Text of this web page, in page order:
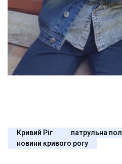
Кривий Ріг патрульна
новини кривого рогу